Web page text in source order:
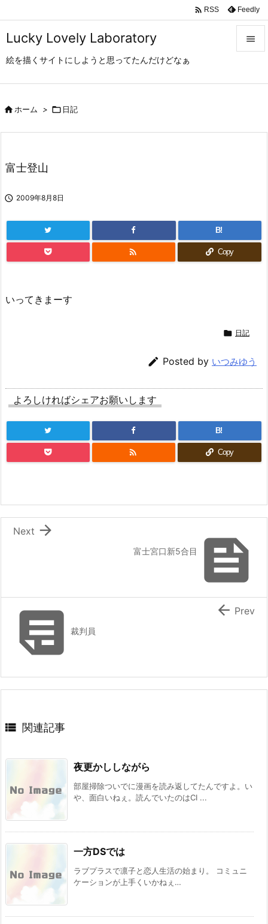
Lucky Lovely Laboratory
絵を描くサイトにしようと思ってたんだけどなぁ

 RSS Feedly
ホーム >  日記
富士登山
 2009年8月8日
B!
 Copy
いってきまーす
 日記
 Posted by いつみゆう
よろしければシェアお願いします
B!
 Copy

富士宮口新5合目

Next
裁判員
 Prev
 関連記事
夜更かししながら
部屋掃除ついでに漫画を読み返してたんですよ。い
や、面白いねぇ。読んでいたのはCI ...
一方DSでは
ラブプラスで凛子と恋人生活の始まり。 コミュニ
ケーションが上手くいかねぇ…